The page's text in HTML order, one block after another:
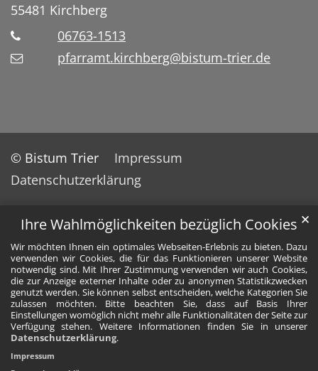
Ihre Wahlmöglichkeiten bezüglich Cookies
Wir möchten Ihnen ein optimales Webseiten-Erlebnis zu bieten. Dazu
verwenden wir Cookies, die für das Funktionieren unserer Website
notwendig sind. Mit Ihrer Zustimmung verwenden wir auch Cookies,
die zur Anzeige externer Inhalte oder zu anonymen Statistikzwecken
genutzt werden. Sie können selbst entscheiden, welche Kategorien Sie
zulassen möchten. Bitte beachten Sie, dass auf Basis Ihrer
Einstellungen womöglich nicht mehr alle Funktionalitäten der Seite zur
Verfügung stehen. Weitere Informationen finden Sie in unserer
Datenschutzerklärung.
✕
Impressum
55481 Kirchberg
06763-1513
pfarramt.kirchberg@bistum-trier.de
© Bistum Trier
Impressum
Datenschutzerklärung